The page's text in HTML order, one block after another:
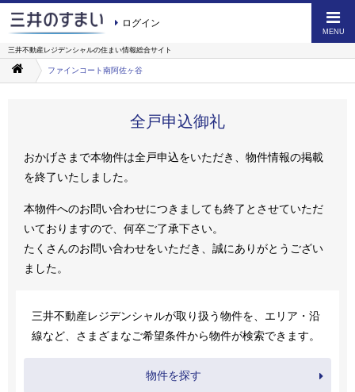
ログイン
MENU
三井不動産レジデンシャルの住まい情報総合サイト
ファインコート南阿佐ヶ谷
全戸申込御礼
おかげさまで本物件は全戸申込をいただき、物件情報の掲載
を終了いたしました。
本物件へのお問い合わせにつきましても終了とさせていただ
いておりますので、何卒ご了承下さい。
たくさんのお問い合わせをいただき、誠にありがとうござい
ました。
三井不動産レジデンシャルが取り扱う物件を、エリア・沿
線など、さまざまなご希望条件から物件が検索できます。
物件を探す